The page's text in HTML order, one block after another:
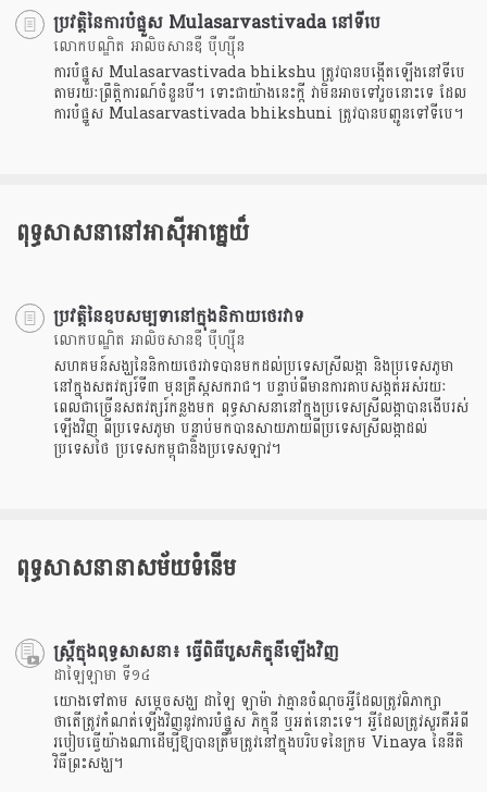
ប្រវត្តិនៃការបំផ្នួស Mulasarvastivada នៅទីបេ
លោកបណ្ឌិត អាលិចសានឌឺ បុឺហ្សុីន
ការបំផ្នួស Mulasarvastivada bhikshu ត្រូវបានបង្កើតឡើងនៅទីបេ
តាមរយៈព្រឹត្តិការណ៍ចំនួនបី។ ទោះជាយ៉ាងនេះក្តី វាមិនអាចទៅរួចនោះទេ ដែល
ការបំផ្នួស Mulasarvastivada bhikshuni ត្រូវបានបញ្ជូនទៅទីបេ។
ពុទ្ធសាសនានៅអាសុីអាគ្នេយ៏
ប្រវត្តិនៃឧបសម្បទានៅក្នុងនិកាយថេរវាទ
លោកបណ្ឌិត អាលិចសានឌឺ បុឺហ្សុីន
សហគមន៍សង្ឃនៃនិកាយថេរវាទបានមកដល់ប្រទេសស្រីលង្កា និងប្រទេសភូមា
នៅក្នុងសតវត្សរ៍ទី៣ មុនគ្រឹស្តសករាជ។ បន្ទាប់ពីមានការគាបសង្កត់អស់រយៈ
ពេលជាច្រើនសតវត្សរ៍កន្លងមក ពុទ្ធសាសនានៅក្នុងប្រទេសស្រីលង្កាបានងើបរស់
ឡើងវិញ ពីប្រទេសភូមា បន្ទាប់មកបានសាយភាយពីប្រទេសស្រីលង្កាដល់
ប្រទេសថៃ ប្រទេសកម្ពុជានិងប្រទេសឡាវ។
ពុទ្ធសាសនានាសម័យទំនើម
ស្ត្រី​ក្នុង​ពុទ្ធសាសនា៖ ធ្វើ​ពិធី​បួស​ភិក្ខុនី​ឡើងវិញ
ដាឡៃឡាមា ទី១៤
យោងទៅតាម សម្តេចសង្ឃ ដាឡៃ ឡាម៉ា វាគ្មានចំណុចអ្វីដែលត្រូវពិភាក្សា
ថាតើត្រូវកំណត់ឡើងវិញនូវការបំផ្នួស ភិក្ខុនី ឬអត់នោះទេ។ អ្វីដែលត្រូវសួរគឺអំពី
របៀបធ្វើយ៉ាងណាដើម្បីឱ្យបានត្រឹមត្រូវនៅក្នុងបរិបទនៃក្រម Vinaya នៃនីតិ
វិធីព្រះសង្ឃ។